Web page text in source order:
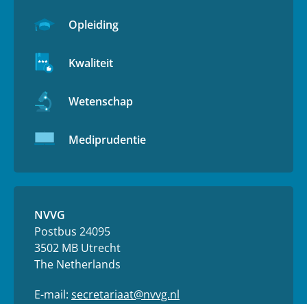
Opleiding
Kwaliteit
Wetenschap
Mediprudentie
NVVG
Postbus 24095
3502 MB Utrecht
The Netherlands
E-mail: secretariaat@nvvg.nl